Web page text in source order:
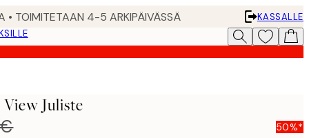
• TOIMITETAAN 4-5 ARKIPÄIVÄSSÄ
KASSALLE
Juliste
50%*